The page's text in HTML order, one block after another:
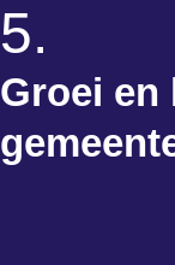
5.
Groei en